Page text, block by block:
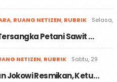
, RUANG NETIZEN, RUBRIK
Selasa,
Petani Sawit …
NETIZEN, RUBRIK
Sabtu, 29
Jokowi Resmikan, Ketu…